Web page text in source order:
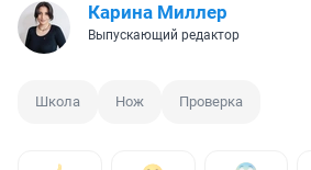
Карина Миллер
Выпускающий редактор
Школа Нож Проверка